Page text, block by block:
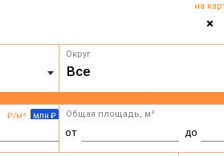
на
×
Округ
Все
₽/м² млн ₽ Общая площадь, м²
от до